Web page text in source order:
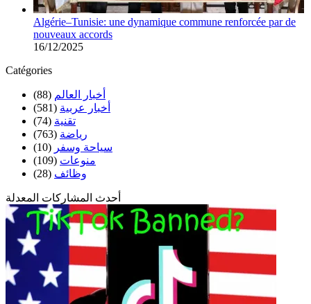
Algérie–Tunisie: une dynamique commune renforcée par de
nouveaux accords
16/12/2025
Catégories
أخبار العالم (88)
أخبار عربية (581)
تقنية (74)
رياضة (763)
سياحة وسفر (10)
منوعات (109)
وظائف (28)
أحدث المشاركات المعدلة